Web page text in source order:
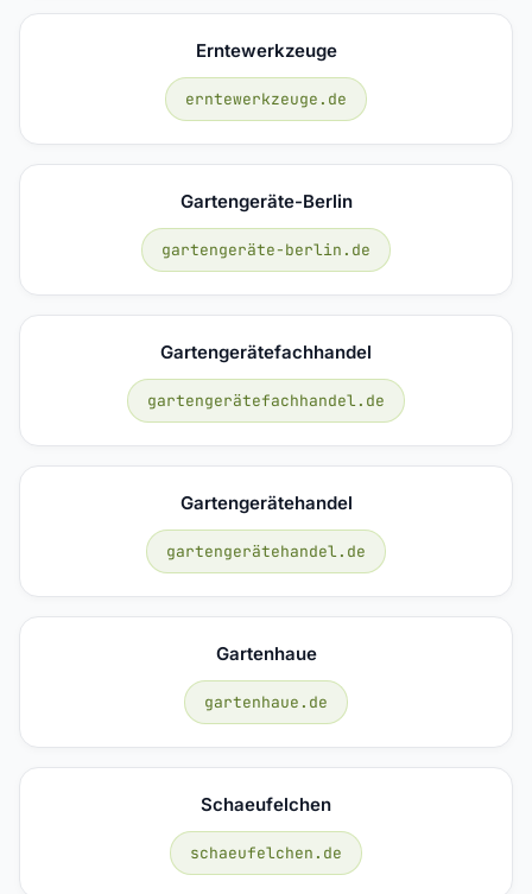
Erntewerkzeuge
erntewerkzeuge.de
Gartengeräte-Berlin
gartengeräte-berlin.de
Gartengerätefachhandel
gartengerätefachhandel.de
Gartengerätehandel
gartengerätehandel.de
Gartenhaue
gartenhaue.de
Schaeufelchen
schaeufelchen.de